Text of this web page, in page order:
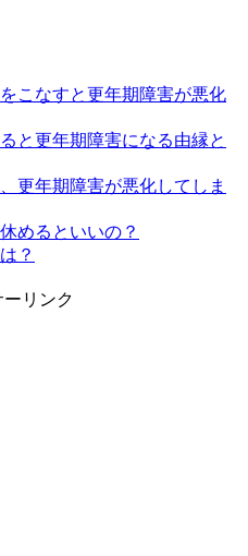
こなすと更年期障害が悪化
と更年期障害になる由縁と
更年期障害が悪化してしま
めるといいの？
？
ーリンク